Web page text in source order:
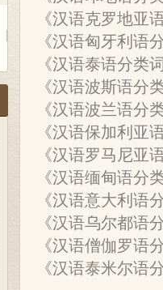
《汉语克罗地亚
《汉语匈牙利语
《汉语泰语分类
《汉语波斯语分
《汉语波兰语分
《汉语保加利亚
《汉语罗马尼亚
《汉语缅甸语分
《汉语意大利语
《汉语乌尔都语
《汉语僧伽罗语
《汉语泰米尔语